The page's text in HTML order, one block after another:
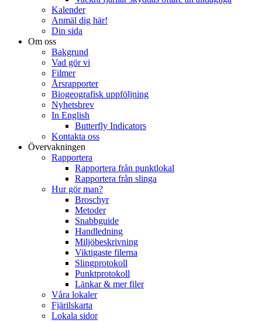
Kalender
Anmäl dig här!
Din sida
Om oss
Bakgrund
Vad gör vi
Filmer
Årsrapporter
Biogeografisk uppföljning
Nyhetsbrev
In English
Butterfly Indicators
Kontakta oss
Övervakningen
Rapportera
Rapportera från punktlokal
Rapportera från slinga
Hur gör man?
Broschyr
Metoder
Snabbguide
Handledning
Miljöbeskrivning
Viktigaste filerna
Slingprotokoll
Punktprotokoll
Länkar & mer filer
Våra lokaler
Fjärilskarta
Lokala sidor